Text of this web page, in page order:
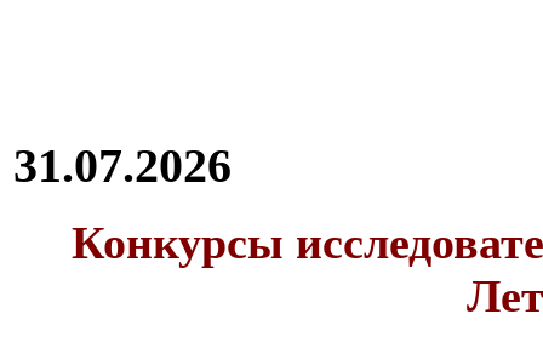
31.07.2026
Конкурсы